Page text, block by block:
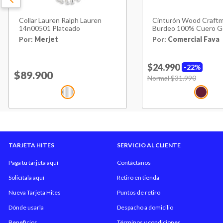
Collar Lauren Ralph Lauren
14n00501 Plateado
Por: Merjet
Price reduced from
$89.900to
Cinturón Wood
Burdeo 100% Cuero
Por: Comercial Fava
22%
$24.990
Price reduced from
Normal $31.990
TARJETA HITES
Paga tu tarjeta aquí
Solicítala aquí
Nueva Tarjeta Hites
Dónde usarla
SERVICIO AL CLIENTE
Contáctanos
Retiro en tienda
Puntos de retiro
Despacho a domicilio